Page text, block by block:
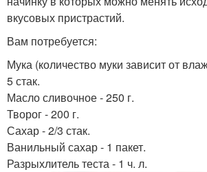
вкусовых пристрастий.
Вам потребуется:
Мука (количество муки зависит от
5 стак.
Масло сливочное - 250 г.
Творог - 200 г.
Сахар - 2/3 стак.
Ванильный сахар - 1 пакет.
Разрыхлитель теста - 1 ч. л.